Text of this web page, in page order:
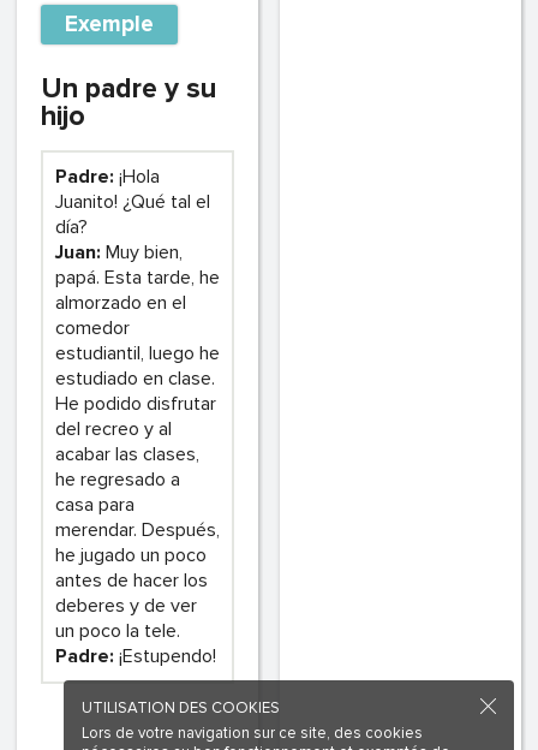
Exemple
Un padre y su
hijo
Padre: ¡Hola
Juanito! ¿Qué tal el
día?
Juan: Muy bien,
papá. Esta tarde, he
almorzado en el
comedor
estudiantil, luego he
estudiado en clase.
He podido disfrutar
del recreo y al
acabar las clases,
he regresado a
casa para
merendar. Después,
he jugado un poco
antes de hacer los
deberes y de ver
un poco la tele.
Padre: ¡Estupendo!
UTILISATION DES COOKIES
Lors de votre navigation sur ce site, des cookies